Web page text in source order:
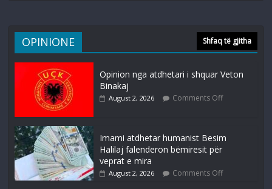
OPINIONE Shfaq të gjitha
Opinion nga atdhetari i shquar Veton
Binakaj
August 2, 2026 Comments Off
Imami atdhetar humanist Besim
Halilaj falenderon bëmiresit për
veprat e mira
August 2, 2026 Comments Off